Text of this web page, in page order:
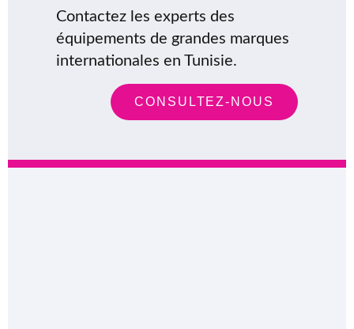
Contactez les experts des
équipements de grandes marques
internationales en Tunisie.
CONSULTEZ-NOUS